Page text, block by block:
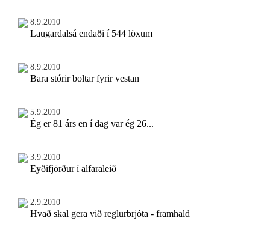
8.9.2010
Laugardalsá endaði í 544 löxum
8.9.2010
Bara stórir boltar fyrir vestan
5.9.2010
Ég er 81 árs en í dag var ég 26...
3.9.2010
Eyðifjörður í alfaraleið
2.9.2010
Hvað skal gera við reglurbrjóta - framhald